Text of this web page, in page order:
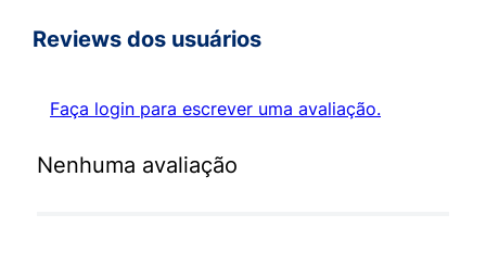
Reviews dos usuários
Faça login para escrever uma avaliação.
Nenhuma avaliação